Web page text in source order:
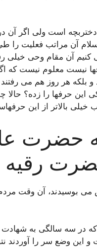
است ولی اگر آن در
آن مراتب فعلیت را
كنیم آن مقام وحی خیلی
نیست معلوم نیست
بلكه هر روز هم می رفتند
این حرفها را زده؟ حالا
بالاتر از این
حضرت
رقیه
می بوسیدند، آن وقت
در سه سالگی به
و این وضع سر را